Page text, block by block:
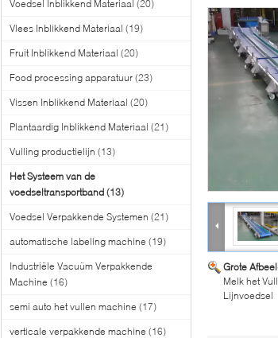
Voedsel Inblikkend Materiaal (20)
Vlees Inblikkend Materiaal (19)
Fruit Inblikkend Materiaal (20)
Food processing apparatuur (23)
Vissen Inblikkend Materiaal (20)
Plantaardig Inblikkend Materiaal (21)
Vulling productielijn (13)
Het Systeem van de
voedseltransportband (13)
Voedsel Verpakkende Systemen (21)
automatische labeling machine (19)
Industriële Vacuüm Verpakkende
Machine (16)
semi auto het vullen machine (17)
verticale verpakkende machine (16)
Grote
Melk het
Lijnvoedsel